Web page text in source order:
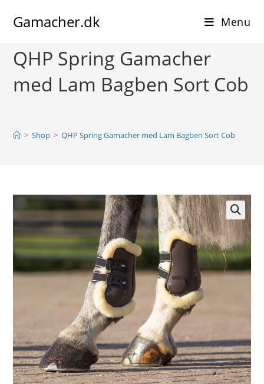
Gamacher.dk Menu
QHP Spring Gamacher
med Lam Bagben Sort Cob
> Shop > QHP Spring Gamacher med Lam Bagben Sort Cob
🔍